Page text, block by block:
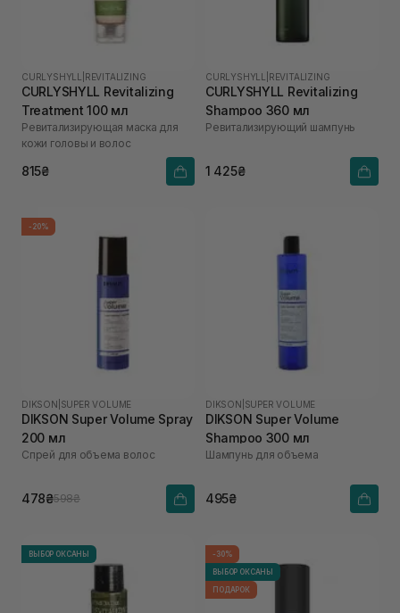
CURLYSHYLL REVITALIZING
CURLYSHYLL Revitalizing
Treatment 100 мл
Ревитализирующая маска для
кожи головы и волос
815₴
CURLYSHYLL REVITALIZING
CURLYSHYLL Revitalizing
Shampoo 360 мл
Ревитализирующий шампунь
1 425₴
-20%
DIKSON SUPER VOLUME
DIKSON Super Volume Spray
200 мл
Спрей для объема волос
478₴598₴
DIKSON SUPER VOLUME
DIKSON Super Volume
Shampoo 300 мл
Шампунь для объема
495₴
ВЫБОР ОКСАНЫ
-30%
ВЫБОР ОКСАНЫ
ПОДАРОК